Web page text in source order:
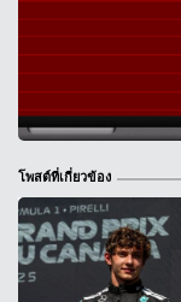
โพสต์ที่เกี่ยวข้อง